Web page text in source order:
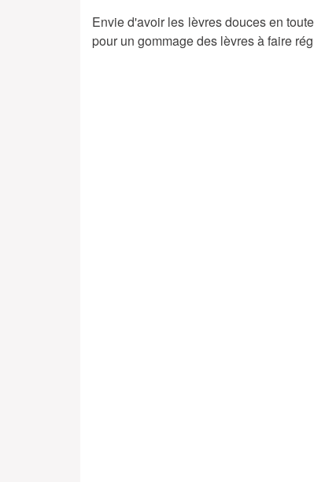
Envie d'avoir les lèvres douces en
pour un gommage des lèvres à faire